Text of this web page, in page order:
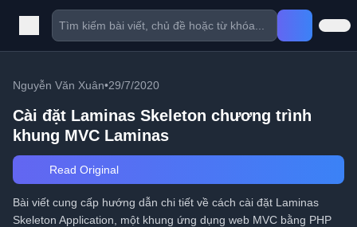
Nguyễn Văn Xuân•29/7/2020
Cài đặt Laminas Skeleton chương trình
khung MVC Laminas
Read Original
Bài viết cung cấp hướng dẫn chi tiết về cách cài đặt Laminas
Skeleton Application, một khung ứng dụng web MVC bằng PHP